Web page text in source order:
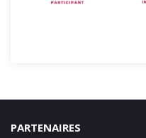
PARTENAIRES